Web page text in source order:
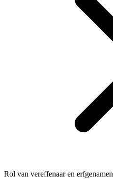
Rol van vereffenaar en erfgenamen